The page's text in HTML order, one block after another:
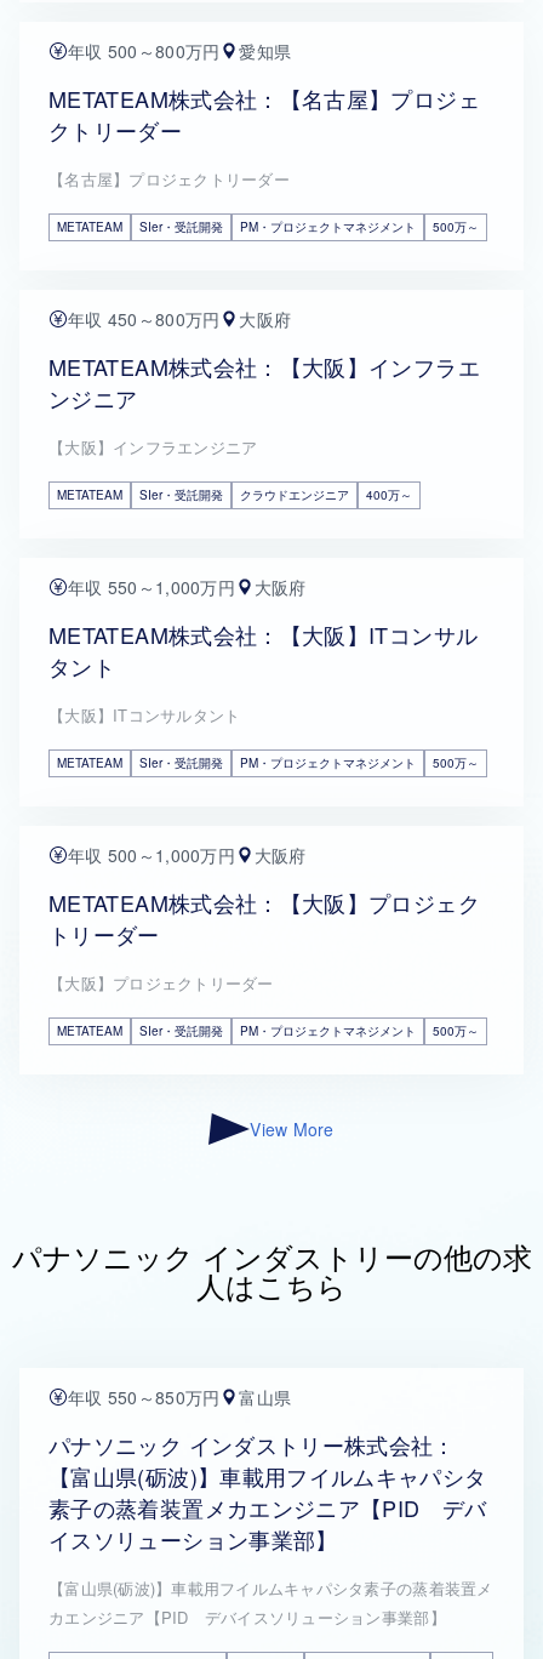
年収 500～800万円 愛知県
METATEAM株式会社：【名古屋】プロジェ
クトリーダー
【名古屋】プロジェクトリーダー
METATEAM SIer・受託開発 PM・プロジェクトマネジメント 500万～
年収 450～800万円 大阪府
METATEAM株式会社：【大阪】インフラエ
ンジニア
【大阪】インフラエンジニア
METATEAM SIer・受託開発 クラウドエンジニア 400万～
年収 550～1,000万円 大阪府
METATEAM株式会社：【大阪】ITコンサル
タント
【大阪】ITコンサルタント
METATEAM SIer・受託開発 PM・プロジェクトマネジメント 500万～
年収 500～1,000万円 大阪府
METATEAM株式会社：【大阪】プロジェク
トリーダー
【大阪】プロジェクトリーダー
METATEAM SIer・受託開発 PM・プロジェクトマネジメント 500万～
View More
パナソニック インダストリーの他の求
人はこちら
年収 550～850万円 富山県
パナソニック インダストリー株式会社：
【富山県(砺波)】車載用フイルムキャパシタ
素子の蒸着装置メカエンジニア【PID デバ
イスソリューション事業部】
【富山県(砺波)】車載用フイルムキャパシタ素子の蒸着装置メ
カエンジニア【PID デバイスソリューション事業部】